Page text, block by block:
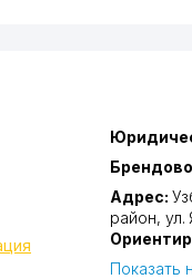
Адрес:
район,
Показать